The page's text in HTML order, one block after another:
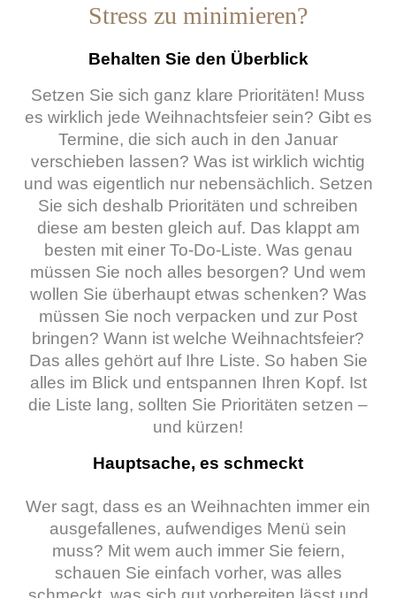
Stress zu minimieren?
Behalten Sie den Überblick
Setzen Sie sich ganz klare Prioritäten! Muss
es wirklich jede Weihnachtsfeier sein? Gibt es
Termine, die sich auch in den Januar
verschieben lassen? Was ist wirklich wichtig
und was eigentlich nur nebensächlich. Setzen
Sie sich deshalb Prioritäten und schreiben
diese am besten gleich auf. Das klappt am
besten mit einer To-Do-Liste. Was genau
müssen Sie noch alles besorgen? Und wem
wollen Sie überhaupt etwas schenken? Was
müssen Sie noch verpacken und zur Post
bringen? Wann ist welche Weihnachtsfeier?
Das alles gehört auf Ihre Liste. So haben Sie
alles im Blick und entspannen Ihren Kopf. Ist
die Liste lang, sollten Sie Prioritäten setzen –
und kürzen!
Hauptsache, es schmeckt
Wer sagt, dass es an Weihnachten immer ein
ausgefallenes, aufwendiges Menü sein
muss? Mit wem auch immer Sie feiern,
schauen Sie einfach vorher, was alles